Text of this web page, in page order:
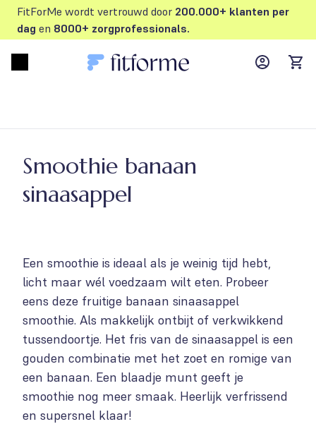
FitForMe wordt vertrouwd door 200.000+ klanten per
dag en 8000+ zorgprofessionals.
MyFFM
Smoothie banaan
sinaasappel
Een smoothie is ideaal als je weinig tijd hebt,
licht maar wél voedzaam wilt eten. Probeer
eens deze fruitige banaan sinaasappel
smoothie. Als makkelijk ontbijt of verkwikkend
tussendoortje. Het fris van de sinaasappel is een
gouden combinatie met het zoet en romige van
een banaan. Een blaadje munt geeft je
smoothie nog meer smaak. Heerlijk verfrissend
en supersnel klaar!